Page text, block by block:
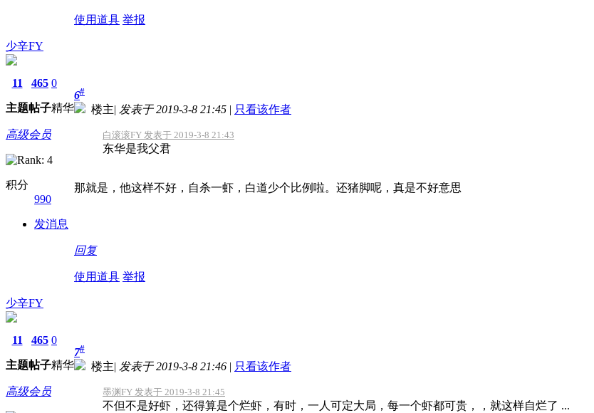
使用道具 举报
少辛FY
11
主题
465
帖子
0
精华
高级会员
积分
990
发消息
6#
楼主| 发表于 2019-3-8 21:45 | 只看该作者
白滚滚FY 发表于 2019-3-8 21:43
东华是我父君
那就是，他这样不好，自杀一虾，白道少个比例啦。还猪脚呢，真是不好意思
回复
使用道具 举报
少辛FY
11
主题
465
帖子
0
精华
高级会员
7#
楼主| 发表于 2019-3-8 21:46 | 只看该作者
墨渊FY 发表于 2019-3-8 21:45
不但不是好虾，还得算是个烂虾，有时，一人可定大局，每一个虾都可贵，，就这样自烂了 ...